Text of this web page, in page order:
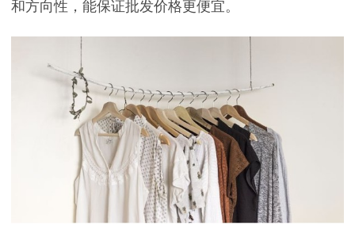
和方向性，能保证批发价格更便宜。